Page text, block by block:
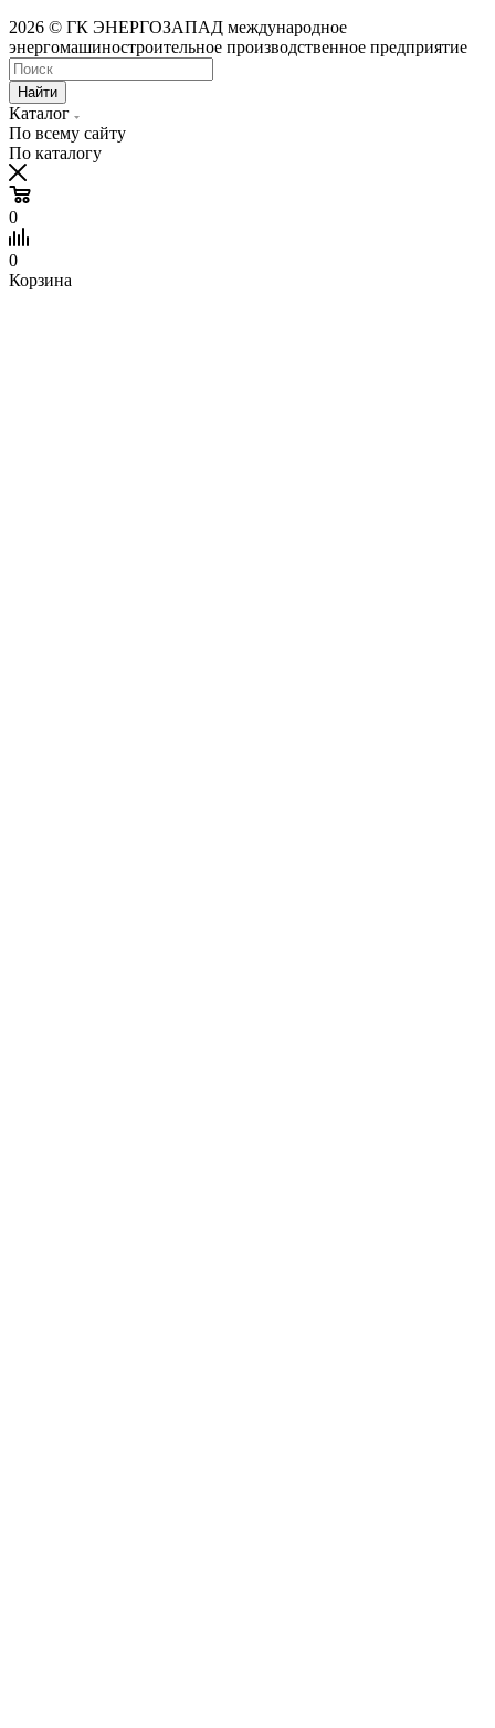
2026 © ГК ЭНЕРГОЗАПАД международное
энергомашиностроительное производственное предприятие
Найти
Каталог
По всему сайту
По каталогу
0
0
Корзина